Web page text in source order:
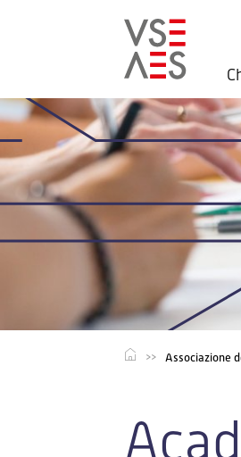
Salta
al
contenuto
principale
Associazione